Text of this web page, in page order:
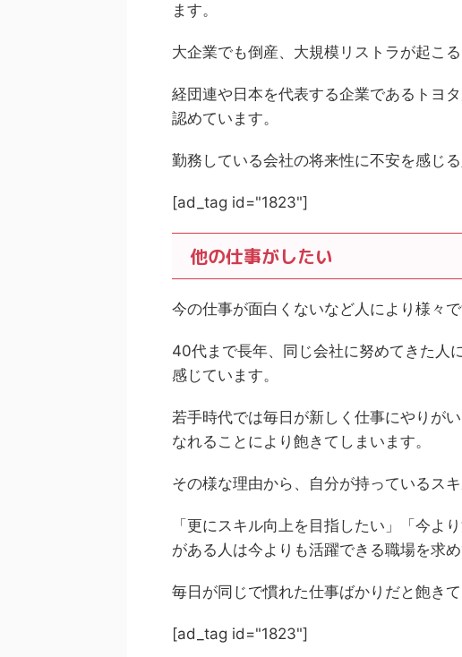
ます。
大企業でも倒産、大規模リストラが起こる
経団連や日本を代表する企業であるトヨ
認めています。
勤務している会社の将来性に不安を感じる
[ad_tag id="1823"]
他の仕事がしたい
今の仕事が面白くないなど人により様々で
40代まで長年、同じ会社に努めてきた人
感じています。
若手時代では毎日が新しく仕事にやりが
なれることにより飽きてしまいます。
その様な理由から、自分が持っているス
「更にスキル向上を目指したい」「今よ
がある人は今よりも活躍できる職場を求め
毎日が同じで慣れた仕事ばかりだと飽きて
[ad_tag id="1823"]